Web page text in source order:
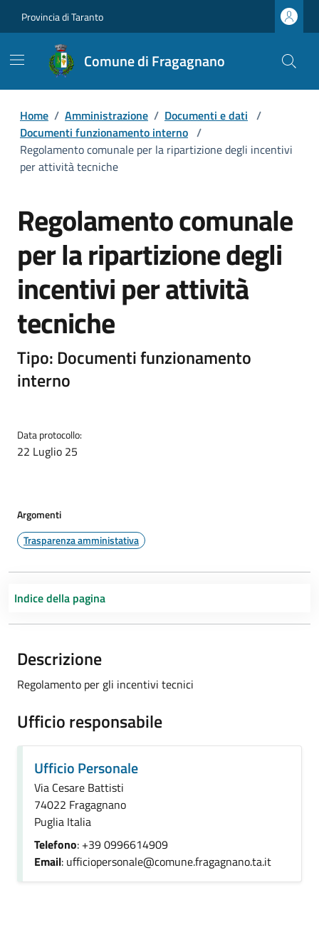
Provincia di Taranto
Comune di Fragagnano
Home / Amministrazione / Documenti e dati /
Documenti funzionamento interno /
Regolamento comunale per la ripartizione degli incentivi
per attività tecniche
Regolamento comunale
per la ripartizione degli
incentivi per attività
tecniche
Tipo: Documenti funzionamento
interno
Data protocollo:
22 Luglio 25
Argomenti
Trasparenza amministativa
Indice della pagina
Descrizione
Regolamento per gli incentivi tecnici
Ufficio responsabile
Ufficio Personale
Via Cesare Battisti
74022 Fragagnano
Puglia Italia
Telefono: +39 0996614909
Email: ufficiopersonale@comune.fragagnano.ta.it